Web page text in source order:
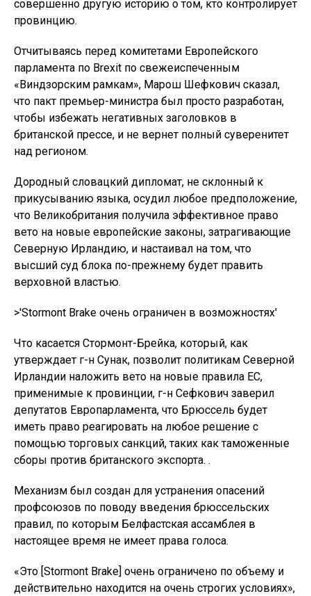
совершенно другую историю о том, кто контролирует
провинцию.
Отчитываясь перед комитетами Европейского
парламента по Brexit по свежеиспеченным
«Виндзорским рамкам», Марош Шефкович сказал,
что пакт премьер-министра был просто разработан,
чтобы избежать негативных заголовков в
британской прессе, и не вернет полный суверенитет
над регионом.
Дородный словацкий дипломат, не склонный к
прикусыванию языка, осудил любое предположение,
что Великобритания получила эффективное право
вето на новые европейские законы, затрагивающие
Северную Ирландию, и настаивал на том, что
высший суд блока по-прежнему будет править
верховной властью.
>'Stormont Brake очень ограничен в возможностях'
Что касается Стормонт-Брейка, который, как
утверждает г-н Сунак, позволит политикам Северной
Ирландии наложить вето на новые правила ЕС,
применимые к провинции, г-н Сефкович заверил
депутатов Европарламента, что Брюссель будет
иметь право реагировать на любое решение с
помощью торговых санкций, таких как таможенные
сборы против британского экспорта. .
Механизм был создан для устранения опасений
профсоюзов по поводу введения брюссельских
правил, по которым Белфастская ассамблея в
настоящее время не имеет права голоса.
«Это [Stormont Brake] очень ограничено по объему и
действительно находится на очень строгих условиях»,